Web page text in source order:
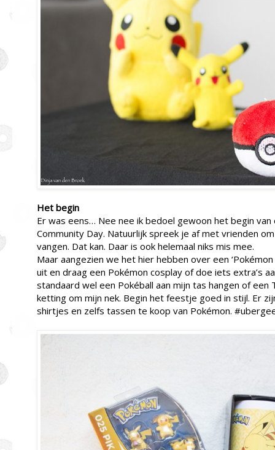
Het begin
Er was eens… Nee nee ik bedoel gewoon het begin van
Community Day. Natuurlijk spreek je af met vrienden
vangen. Dat kan. Daar is ook helemaal niks mis mee.
Maar aangezien we het hier hebben over een
uit en draag een Pokémon cosplay of doe iets extra’s
standaard wel een Pokéball aan mijn tas hangen of een
ketting om mijn nek. Begin het feestje goed in stijl. Er
shirtjes en zelfs tassen te koop van Pokémon.